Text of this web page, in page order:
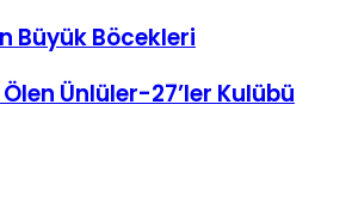
Büyük Böcekleri
Ünlüler-27’ler Kulübü